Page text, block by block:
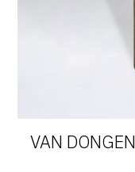
VAN DONGEN